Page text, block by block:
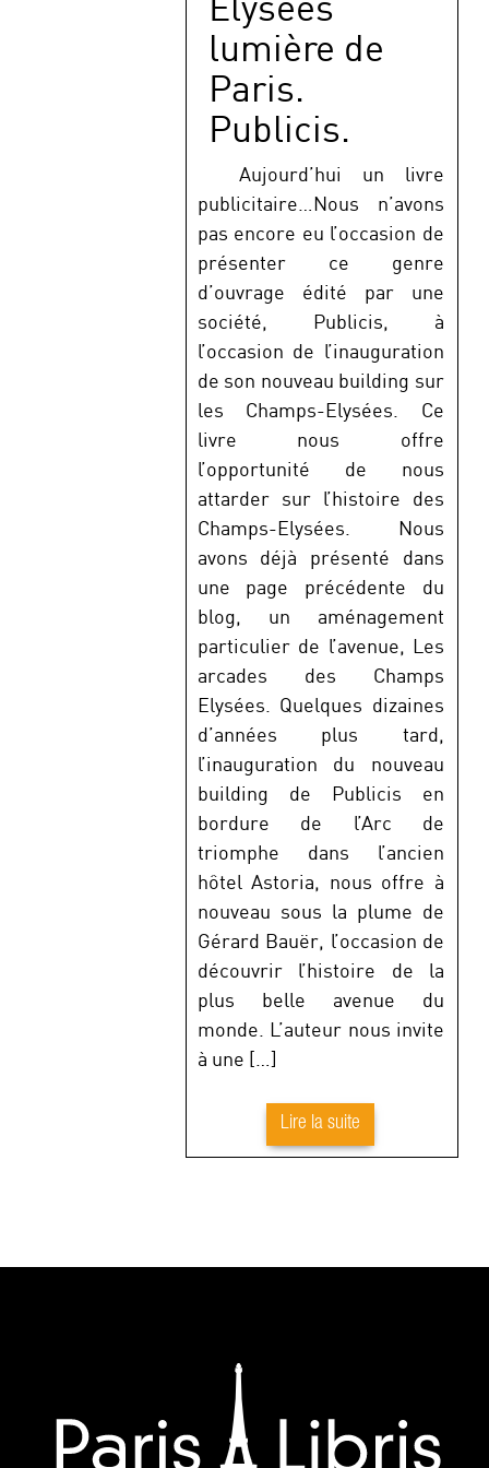
lumière de
Paris.
Publicis.
Aujourd’hui un livre
publicitaire…Nous n’avons
pas encore eu l’occasion de
présenter ce genre
d’ouvrage édité par une
société, Publicis, à
l’occasion de l’inauguration
de son nouveau building sur
les Champs-Elysées. Ce
livre nous offre
l’opportunité de nous
attarder sur l’histoire des
Champs-Elysées. Nous
avons déjà présenté dans
une page précédente du
blog, un aménagement
particulier de l’avenue, Les
arcades des Champs
Elysées. Quelques dizaines
d’années plus tard,
l’inauguration du nouveau
building de Publicis en
bordure de l’Arc de
triomphe dans l’ancien
hôtel Astoria, nous offre à
nouveau sous la plume de
Gérard Bauër, l’occasion de
découvrir l’histoire de la
plus belle avenue du
monde. L’auteur nous invite
à une […]
Lire la suite